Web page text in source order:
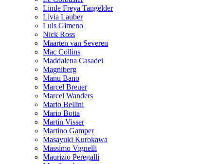
Linde Freya Tangelder
Livia Lauber
Luis Gimeno
Nick Ross
Maarten van Severen
Mac Collins
Maddalena Casadei
Magniberg
Manu Bano
Marcel Breuer
Marcel Wanders
Mario Bellini
Mario Botta
Martin Visser
Martino Gamper
Masayuki Kurokawa
Massimo Vignelli
Maurizio Peregalli